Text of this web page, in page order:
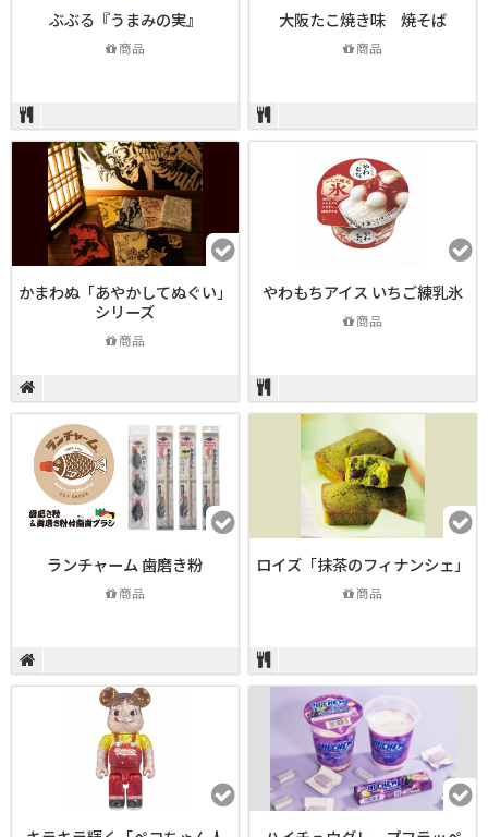
ぶぶる『うまみの実』
商品
大阪たこ焼き味 焼そば
商品
かまわぬ「あやかしてぬぐい」
シリーズ
商品
やわもちアイス いちご練乳氷
商品
ランチャーム 歯磨き粉
商品
ロイズ「抹茶のフィナンシェ」
商品